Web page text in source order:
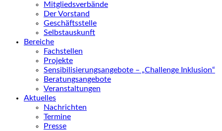
Mitgliedsverbände
Der Vorstand
Geschäftsstelle
Selbstauskunft
Bereiche
Fachstellen
Projekte
Sensibilisierungsangebote – „Challenge Inklusion“
Beratungsangebote
Veranstaltungen
Aktuelles
Nachrichten
Termine
Presse